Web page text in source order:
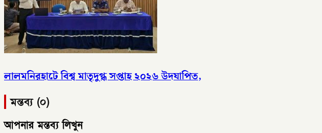
লালমনিরহাটে বিশ্ব মাতৃদুগ্ধ সপ্তাহ ২০২৬ উদযাপিত,
মন্তব্য (০)
আপনার মন্তব্য লিখুন